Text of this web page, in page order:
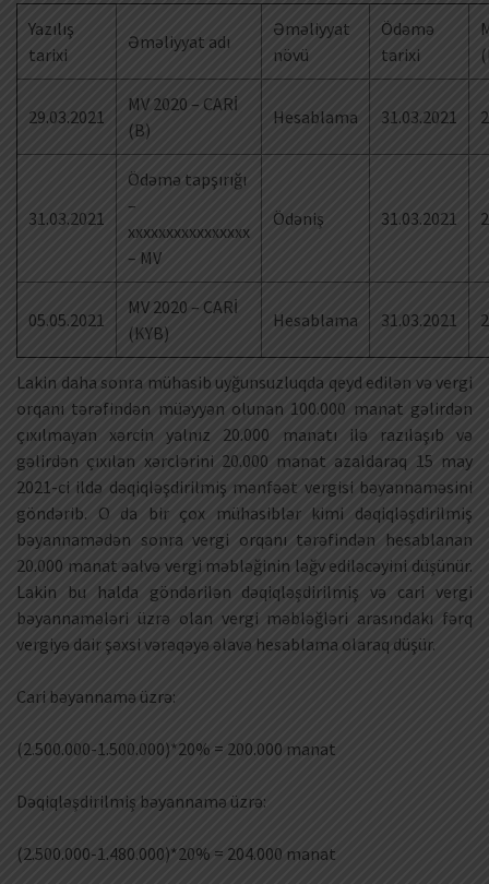
Yazılış
tarixi
Əməliyyat adı
Əməliyyat
növü
Ödəmə
tarixi
29.03.2021
MV 2020 – CARİ
(B)
Hesablama 31.03.2021
31.03.2021
Ödəmə tapşırığı
–
xxxxxxxxxxxxxxxx
– MV
Ödəniş 31.03.2021
05.05.2021
MV 2020 – CARİ
(KYB)
Hesablama 31.03.2021
Lakin daha sonra mühasib uyğunsuzluqda qeyd edilən və vergi
orqanı tərəfindən müəyyən olunan 100.000 manat gəlirdən
çıxılmayan xərcin yalnız 20.000 manatı ilə razılaşıb və
gəlirdən çıxılan xərclərini 20.000 manat azaldaraq 15 may
2021-ci ildə dəqiqləşdirilmiş mənfəət vergisi bəyannaməsini
göndərib. O da bir çox mühasiblər kimi dəqiqləşdirilmiş
bəyannamədən sonra vergi orqanı tərəfindən hesablanan
20.000 manat əalvə vergi məbləğinin ləğv ediləcəyini düşünür.
Lakin bu halda göndərilən dəqiqləşdirilmiş və cari vergi
bəyannamələri üzrə olan vergi məbləğləri arasındakı fərq
vergiyə dair şəxsi vərəqəyə əlavə hesablama olaraq düşür.
Cari bəyannamə üzrə:
(2.500.000-1.500.000)*20% = 200.000 manat
Dəqiqləşdirilmiş bəyannamə üzrə:
(2.500.000-1.480.000)*20% = 204.000 manat